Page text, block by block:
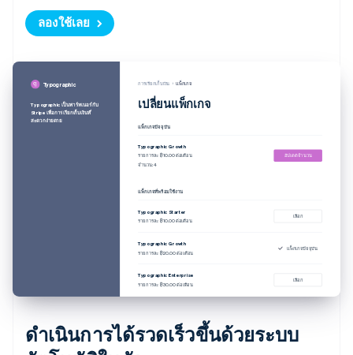
ลองใช้เลย
Typographic
Typographic เป็นพาร์ทเนอร์กับ
Stripe เพื่อการเรียกเก็บเงินที่
สะดวกง่ายดาย
การเรียกเก็บเงิน แพ็กเกจ
เปลี่ยนแพ็กเกจ
แพ็กเกจปัจจุบัน
Typographic Growth
รายการละ ฿10.00 ต่อเดือน
จำนวน: 4
อัปเดตจำนวน
แพ็กเกจที่พร้อมใช้งาน
Typographic Starter
รายการละ ฿10.00 ต่อเดือน
เลือก
Typographic Growth
รายการละ ฿20.00 ต่อเดือน
แพ็กเกจปัจจุบัน
Typographic Enterprise
รายการละ ฿30.00 ต่อเดือน
เลือก
ดำเนินการได้รวดเร็วขึ้นด้วยระบบ